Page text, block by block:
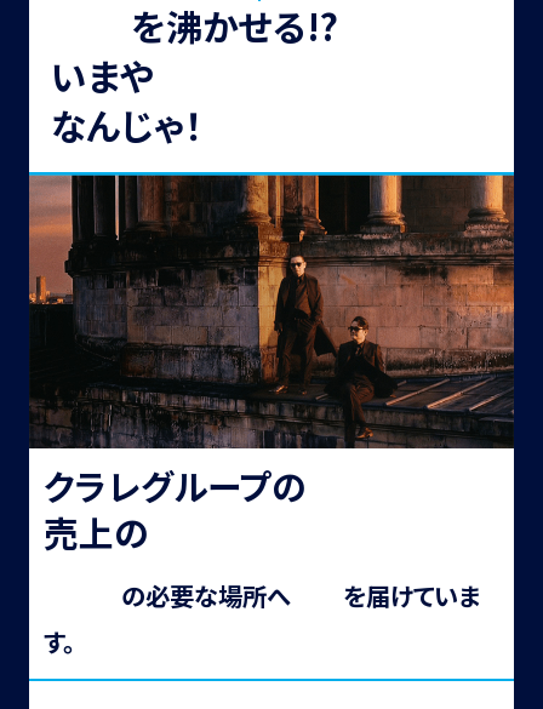
を沸かせる!?
いまや
なんじゃ！
クラレグループの
売上の
の必要な場所へ
を届けていま
す。